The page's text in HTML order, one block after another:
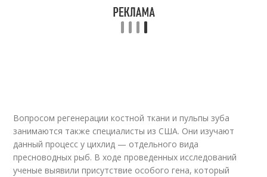
Вопросом регенерации костной ткани и пульпы зуба
занимаются также специалисты из США. Они изучают
данный процесс у цихлид — отдельного вида
пресноводных рыб. В ходе проведенных исследований
ученые выявили присутствие особого гена, который